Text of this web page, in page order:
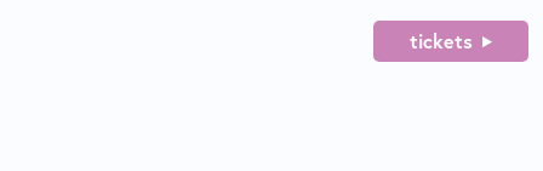
tickets